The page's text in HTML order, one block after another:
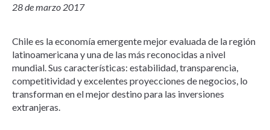
28 de marzo 2017
Chile es la economía emergente mejor evaluada de la región
latinoamericana y una de las más reconocidas a nivel
mundial. Sus características: estabilidad, transparencia,
competitividad y excelentes proyecciones de negocios, lo
transforman en el mejor destino para las inversiones
extranjeras.